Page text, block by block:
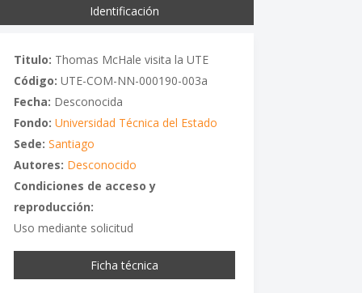
Identificación
Titulo: Thomas McHale visita la UTE
Código: UTE-COM-NN-000190-003a
Fecha: Desconocida
Fondo: Universidad Técnica del Estado
Sede: Santiago
Autores: Desconocido
Condiciones de acceso y
reproducción:
Uso mediante solicitud
Ficha técnica